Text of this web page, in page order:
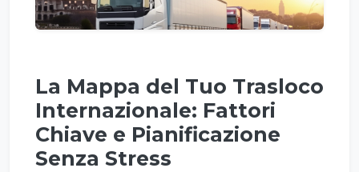
La Mappa del Tuo Trasloco
Internazionale: Fattori
Chiave e Pianificazione
Senza Stress